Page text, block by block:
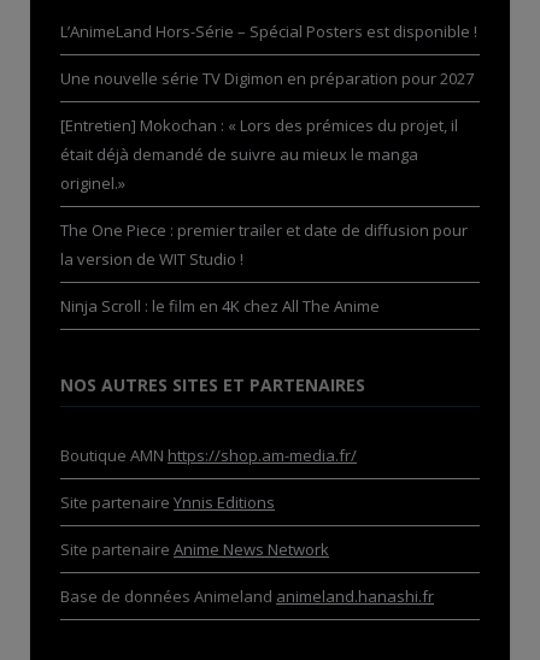
L’AnimeLand Hors-Série – Spécial Posters est disponible !
Une nouvelle série TV Digimon en préparation pour 2027
[Entretien] Mokochan : « Lors des prémices du projet, il
était déjà demandé de suivre au mieux le manga
originel.»
The One Piece : premier trailer et date de diffusion pour
la version de WIT Studio !
Ninja Scroll : le film en 4K chez All The Anime
NOS AUTRES SITES ET PARTENAIRES
Boutique AMN https://shop.am-media.fr/
Site partenaire Ynnis Editions
Site partenaire Anime News Network
Base de données Animeland animeland.hanashi.fr